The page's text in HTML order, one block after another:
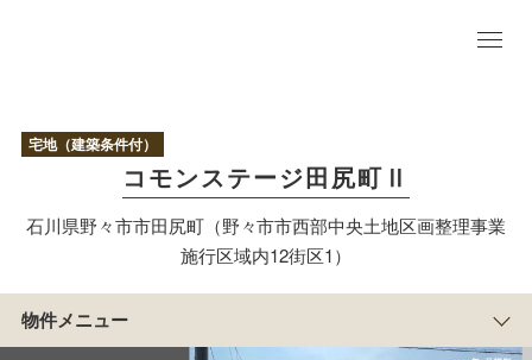
宅地（建築条件付）
コモンステージ田尻町Ⅱ
石川県野々市市田尻町（野々市市西部中央土地区画整理事業
施行区域内12街区1）
物件メニュー
TO
P
写
真
アクセス/周辺
マップ